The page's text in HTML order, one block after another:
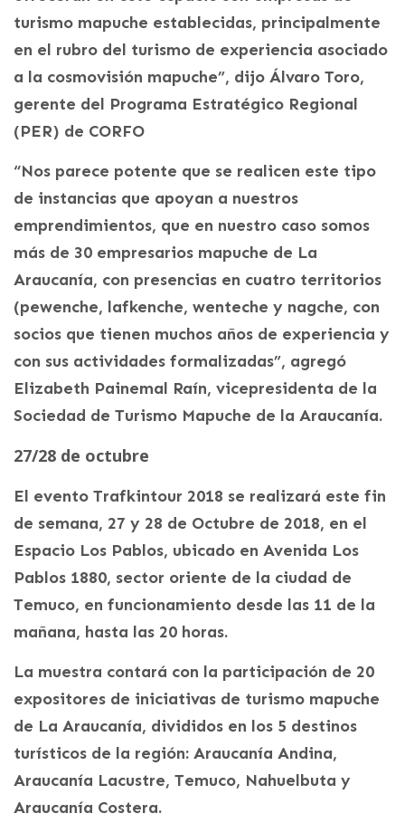
turismo mapuche establecidas, principalmente
en el rubro del turismo de experiencia asociado
a la cosmovisión mapuche”, dijo Álvaro Toro,
gerente del Programa Estratégico Regional
(PER) de CORFO
“Nos parece potente que se realicen este tipo
de instancias que apoyan a nuestros
emprendimientos, que en nuestro caso somos
más de 30 empresarios mapuche de La
Araucanía, con presencias en cuatro territorios
(pewenche, lafkenche, wenteche y nagche, con
socios que tienen muchos años de experiencia y
con sus actividades formalizadas”, agregó
Elizabeth Painemal Raín, vicepresidenta de la
Sociedad de Turismo Mapuche de la Araucanía.
27/28 de octubre
El evento Trafkintour 2018 se realizará este fin
de semana, 27 y 28 de Octubre de 2018, en el
Espacio Los Pablos, ubicado en Avenida Los
Pablos 1880, sector oriente de la ciudad de
Temuco, en funcionamiento desde las 11 de la
mañana, hasta las 20 horas.
La muestra contará con la participación de 20
expositores de iniciativas de turismo mapuche
de La Araucanía, divididos en los 5 destinos
turísticos de la región: Araucanía Andina,
Araucanía Lacustre, Temuco, Nahuelbuta y
Araucanía Costera.